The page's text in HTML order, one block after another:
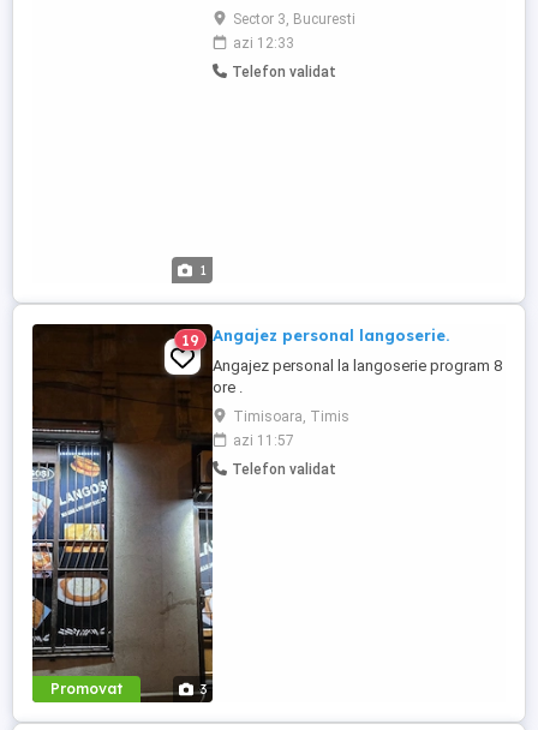
1
Media Căutăm o persoană cu prezență
pentru realizarea de reel-uri pe platformele
(Instagram, TikTok, Facebook). Pentru ...
Sector 3, Bucuresti
azi 12:33
Telefon validat
Promovat 3
19 Angajez personal langoserie.
Angajez personal la langoserie program 8
ore .
Timisoara, Timis
azi 11:57
Telefon validat